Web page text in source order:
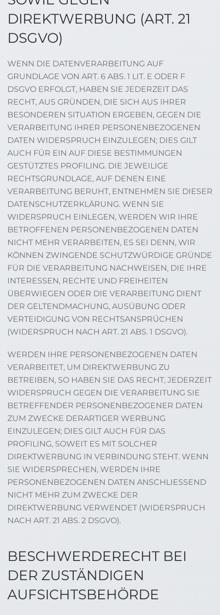
DIREKTWERBUNG (ART. 21
DSGVO)
WENN DIE DATENVERARBEITUNG AUF
GRUNDLAGE VON ART. 6 ABS. 1 LIT. E ODER F
DSGVO ERFOLGT, HABEN SIE JEDERZEIT DAS
RECHT, AUS GRÜNDEN, DIE SICH AUS IHRER
BESONDEREN SITUATION ERGEBEN, GEGEN DIE
VERARBEITUNG IHRER PERSONENBEZOGENEN
DATEN WIDERSPRUCH EINZULEGEN; DIES GILT
AUCH FÜR EIN AUF DIESE BESTIMMUNGEN
GESTÜTZTES PROFILING. DIE JEWEILIGE
RECHTSGRUNDLAGE, AUF DENEN EINE
VERARBEITUNG BERUHT, ENTNEHMEN SIE DIESER
DATENSCHUTZERKLÄRUNG. WENN SIE
WIDERSPRUCH EINLEGEN, WERDEN WIR IHRE
BETROFFENEN PERSONENBEZOGENEN DATEN
NICHT MEHR VERARBEITEN, ES SEI DENN, WIR
KÖNNEN ZWINGENDE SCHUTZWÜRDIGE GRÜNDE
FÜR DIE VERARBEITUNG NACHWEISEN, DIE IHRE
INTERESSEN, RECHTE UND FREIHEITEN
ÜBERWIEGEN ODER DIE VERARBEITUNG DIENT
DER GELTENDMACHUNG, AUSÜBUNG ODER
VERTEIDIGUNG VON RECHTSANSPRÜCHEN
(WIDERSPRUCH NACH ART. 21 ABS. 1 DSGVO).
WERDEN IHRE PERSONENBEZOGENEN DATEN
VERARBEITET, UM DIREKTWERBUNG ZU
BETREIBEN, SO HABEN SIE DAS RECHT, JEDERZEIT
WIDERSPRUCH GEGEN DIE VERARBEITUNG SIE
BETREFFENDER PERSONENBEZOGENER DATEN
ZUM ZWECKE DERARTIGER WERBUNG
EINZULEGEN; DIES GILT AUCH FÜR DAS
PROFILING, SOWEIT ES MIT SOLCHER
DIREKTWERBUNG IN VERBINDUNG STEHT. WENN
SIE WIDERSPRECHEN, WERDEN IHRE
PERSONENBEZOGENEN DATEN ANSCHLIESSEND
NICHT MEHR ZUM ZWECKE DER
DIREKTWERBUNG VERWENDET (WIDERSPRUCH
NACH ART. 21 ABS. 2 DSGVO).
BESCHWERDE­RECHT BEI
DER ZUSTÄNDIGEN
AUFSICHTS­BEHÖRDE